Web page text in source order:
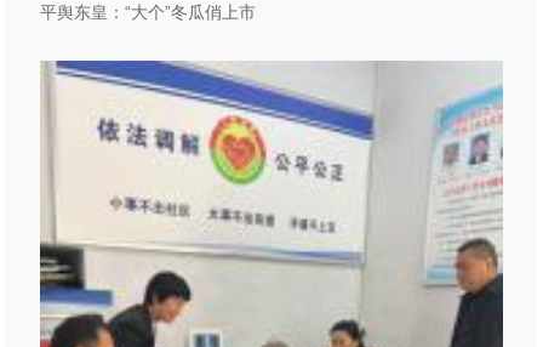
平舆东皇：“大个”冬瓜俏上市